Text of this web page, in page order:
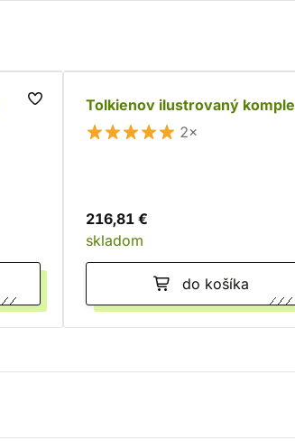
Tolkienov ilustrovaný komplet
2×
216,81 €
skladom
do košíka